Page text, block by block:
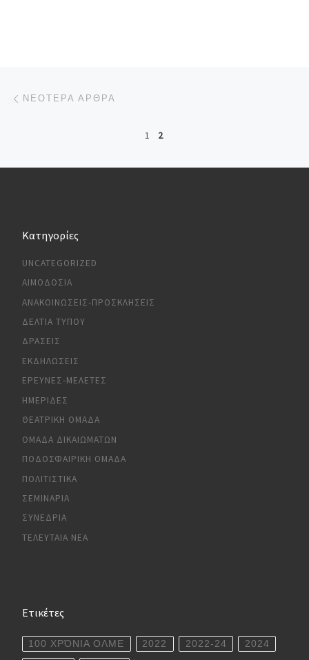
Πλοήγηση άρθρων
ΝΕΌΤΕΡΑ ΆΡΘΡΑ
1 2
Kατηγορίες
UNCATEGORIZED
ΑΙΜΟΔΟΣΊΑ
ΑΝΑΚΟΙΝΏΣΕΙΣ-ΠΡΟΣΚΛΉΣΕΙΣ
ΔΕΛΤΊΑ ΤΎΠΟΥ
ΔΡΆΣΕΙΣ
ΕΚΔΗΛΏΣΕΙΣ
ΈΡΕΥΝΕΣ-ΜΕΛΈΤΕΣ
ΗΜΕΡΊΔΕΣ
ΘΕΑΤΡΙΚΉ ΟΜΆΔΑ
ΟΜΆΔΑ ΔΙΚΑΙΩΜΆΤΩΝ
ΠΟΔΟΣΦΑΙΡΙΚΉ ΟΜΆΔΑ
ΠΟΛΙΤΙΣΤΙΚΆ
ΣΕΜΙΝΆΡΙΑ
ΣΥΝΈΔΡΙΑ
ΤΕΛΕΥΤΑΊΑ ΝΈΑ
Ετικέτες
100 ΧΡΌΝΙΑ ΟΛΜΕ 2022 2022-24 2024